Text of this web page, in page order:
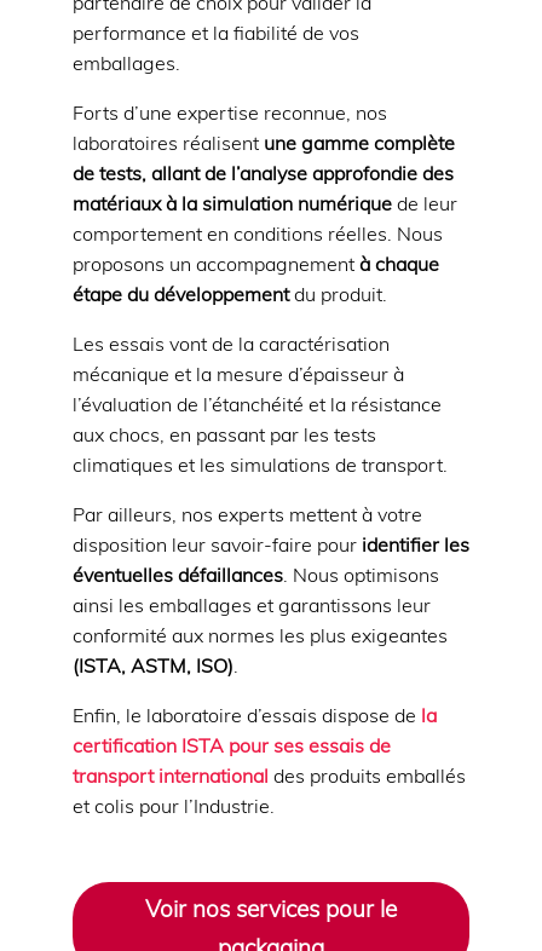
performance et la fiabilité de vos
emballages.
Forts d’une expertise reconnue, nos
laboratoires réalisent une gamme complète
de tests, allant de l’analyse approfondie des
matériaux à la simulation numériquede leur
comportement en conditions réelles. Nous
proposons un accompagnement à chaque
étape du développementdu produit.
Les essais vont de la caractérisation
mécanique et la mesure d’épaisseur à
l’évaluation de l’étanchéité et la résistance
aux chocs, en passant par les tests
climatiques et les simulations de transport.
Par ailleurs, nos experts mettent à votre
disposition leur savoir-faire pour identifier les
éventuelles défaillances. Nous optimisons
ainsi les emballages et garantissons leur
conformité aux normes les plus exigeantes
(ISTA, ASTM, ISO)
Enfin, le laboratoire d’essais dispose de la
certification ISTA pour ses essais de
transport international des produits emballés
et colis pour l’Industrie.
Voir nos services pour le